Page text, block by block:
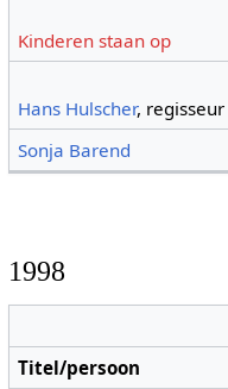
Kinderen staan op
Hans Hulscher, regisseur
Sonja Barend
1998
Titel/persoon